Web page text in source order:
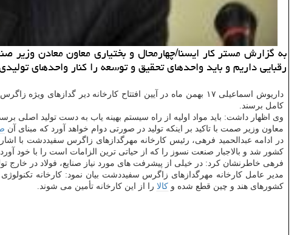
به گزارش مستر كار ایسنا/چهارمحال و بختیاری معاون معادن
رقبایی داریم و باید واحدهای تحقیق و توسعه را كنار واحدهای
داریوش اسماعیلی ۱۷ بهمن ماه در آیین افتتاح كارخانه دیر
كامل برسند.
وی اظهار داشت: باید مواد اولیه از راه سیستم بهینه یاب به دست تولید اصلی
معاون وزیر صمت با تاكید بر اینكه تولید در صورتی دوام خواهد آورد كه مبنای آن
در ادامه عبدالحمید فرهی، رئیس كارخانه مهرگدازهای زاگرس سفیددشت با
كشور شد و بالاجبار صنعت نسوز را كه از حیاتی ترین الزامات است را با خود
فرهی خاطرنشان كرد: در خیلی از پیشرفت های مورد نیاز صنایع، فولاد در خارج تولید و تأمین می شد اما از دهه ۷۰ به
كشورهای هند و چین قطع شده و كالا را از این كارخانه تأمین می شوند.